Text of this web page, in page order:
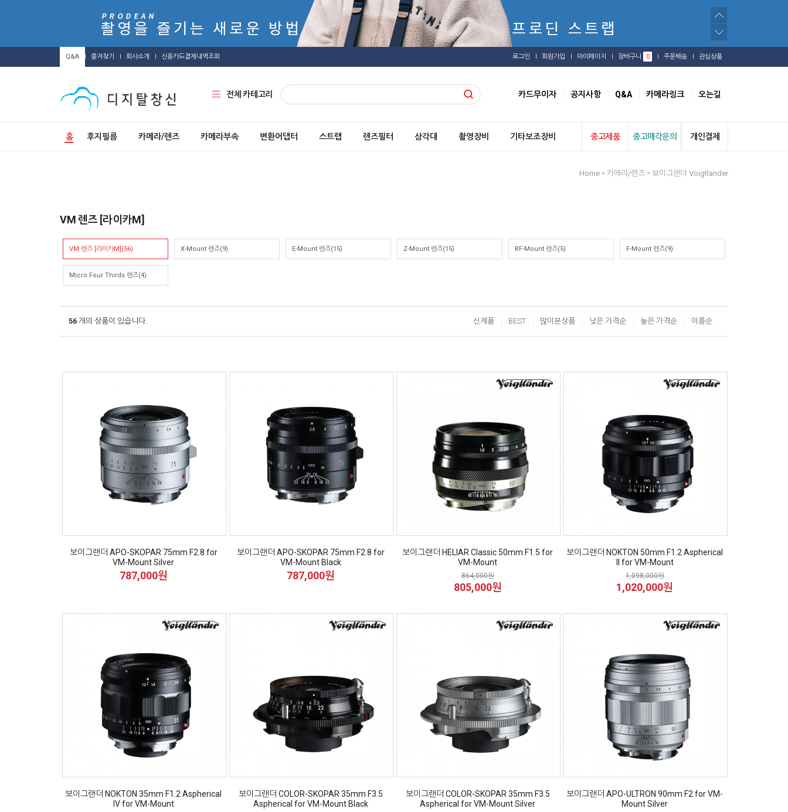
Q&A 즐겨찾기 회사소개 신용카드결제내역조회 로그인 회원가입 마이페이지 장바구니 0 주문배송 관심상품
전체 카테고리 카드무이자 공지사항 Q&A 카메라링크 오는길
홈 후지필름 카메라/렌즈 카메라부속 변환어댑터 스트랩 렌즈필터 삼각대 촬영장비 기타보조장비 중고제품 중고매각문의 개인결제
Home > 카메라/렌즈 > 보이그랜더 Voigtlander
VM 렌즈 [라이카M]
VM 렌즈 [라이카M](56) X-Mount 렌즈(9) E-Mount 렌즈(15) Z-Mount 렌즈(15) RF-Mount 렌즈(5) F-Mount 렌즈(9)
Micro Four Thirds 렌즈(4)
56 개의 상품이 있습니다. 신제품 BEST 많이본상품 낮은 가격순 높은 가격순 이름순
보이그랜더 APO-SKOPAR 75mm F2.8 for
VM-Mount Silver
787,000원
보이그랜더 APO-SKOPAR 75mm F2.8 for
VM-Mount Black
787,000원
보이그랜더 HELIAR Classic 50mm F1.5 for
VM-Mount
864,000원
805,000원
보이그랜더 NOKTON 50mm F1.2 Aspherical
II for VM-Mount
1,098,000원
1,020,000원
보이그랜더 NOKTON 35mm F1.2 Aspherical
IV for VM-Mount
보이그랜더 COLOR-SKOPAR 35mm F3.5
Aspherical for VM-Mount Black
보이그랜더 COLOR-SKOPAR 35mm F3.5
Aspherical for VM-Mount Silver
보이그랜더 APO-ULTRON 90mm F2 for VM-
Mount Silver